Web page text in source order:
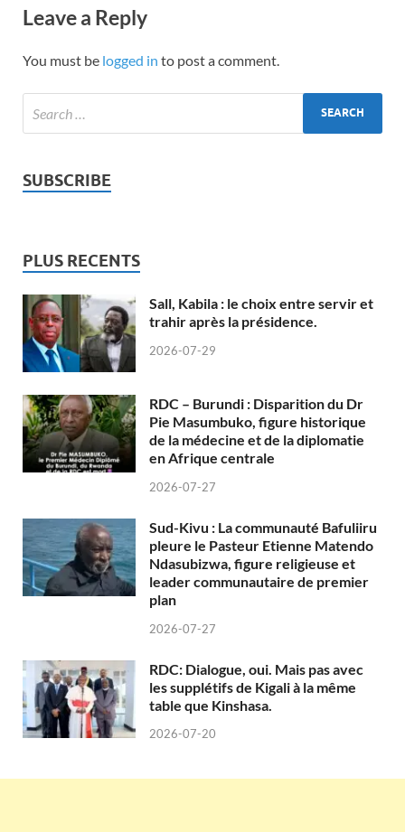
Leave a Reply
You must be logged in to post a comment.
SUBSCRIBE
PLUS RECENTS
Sall, Kabila : le choix entre servir et
trahir après la présidence.
2026-07-29
RDC – Burundi : Disparition du Dr
Pie Masumbuko, figure historique
de la médecine et de la diplomatie
en Afrique centrale
2026-07-27
Sud-Kivu : La communauté Bafuliiru
pleure le Pasteur Etienne Matendo
Ndasubizwa, figure religieuse et
leader communautaire de premier
plan
2026-07-27
RDC: Dialogue, oui. Mais pas avec
les supplétifs de Kigali à la même
table que Kinshasa.
2026-07-20